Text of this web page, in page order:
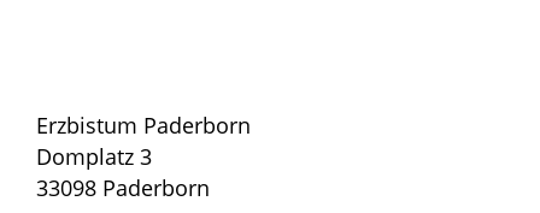
Erzbistum Paderborn
Domplatz 3
33098 Paderborn